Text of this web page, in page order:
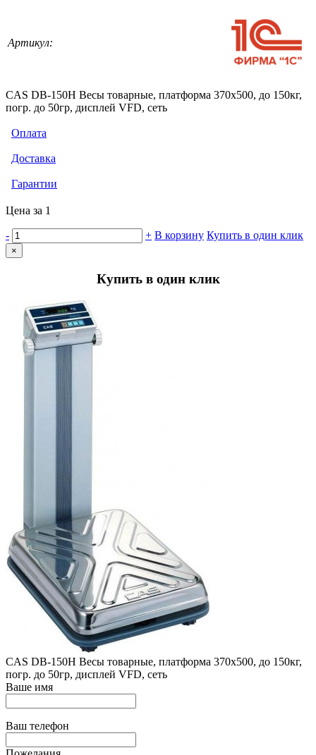
Артикул:
CAS DB-150H Весы товарные, платформа 370х500, до 150кг,
погр. до 50гр, дисплей VFD, сеть
Оплата
Доставка
Гарантии
Цена за 1
- + В корзину Купить в один клик
×
Купить в один клик
CAS DB-150H Весы товарные, платформа 370х500, до 150кг,
погр. до 50гр, дисплей VFD, сеть
Ваше имя
Ваш телефон